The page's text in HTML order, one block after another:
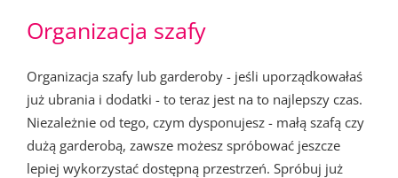
Organizacja szafy
Organizacja szafy lub garderoby - jeśli uporządkowałaś
już ubrania i dodatki - to teraz jest na to najlepszy czas.
Niezależnie od tego, czym dysponujesz - małą szafą czy
dużą garderobą, zawsze możesz spróbować jeszcze
lepiej wykorzystać dostępną przestrzeń. Spróbuj już